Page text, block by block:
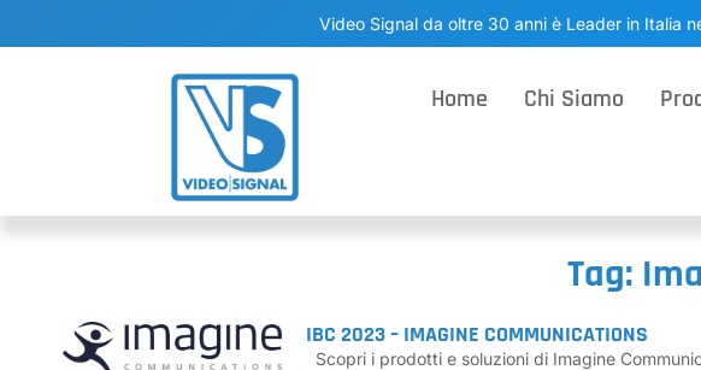
Video Signal da oltre 30 anni è Leader in Italia
Home Chi Siamo
Tag:
IBC 2023 – IMAGINE COMMUNICATIONS
Scopri i prodotti e soluzioni di Imagine